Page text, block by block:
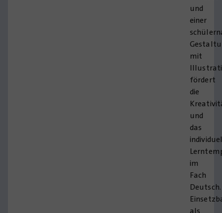
und
einer
mit
fördert
die
und
das
im
Fach
Deutsch.
als